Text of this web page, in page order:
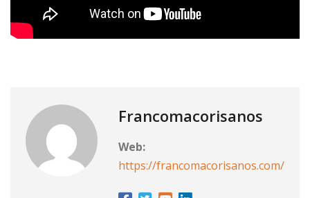
Francomacorisanos
Web:
https://francomacorisanos.com/